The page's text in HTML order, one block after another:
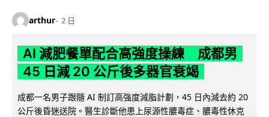
arthur 2 日
AI 減肥餐單配合高強度操練 成都男
45 日減 20 公斤後多器官衰竭
成都一名男子跟隨 AI 制訂高強度減脂計劃，45 日內減去約 20
公斤後昏迷送院。醫生診斷他患上尿源性膿毒症、膿毒性休克